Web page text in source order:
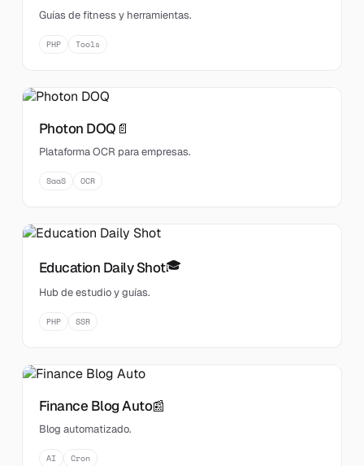
Guías de fitness y herramientas.
PHP Tools
Photon DOQ 📄
Plataforma OCR para empresas.
SaaS OCR
Education Daily Shot🎓
Hub de estudio y guías.
PHP SSR
Finance Blog Auto📰
Blog automatizado.
AI Cron